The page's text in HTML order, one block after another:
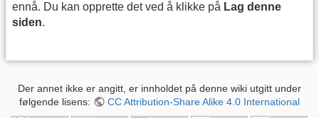
ennå. Du kan opprette det ved å klikke på Lag denne
siden.
Der annet ikke er angitt, er innholdet på denne wiki utgitt under
følgende lisens:
CC Attribution-Share Alike 4.0 International